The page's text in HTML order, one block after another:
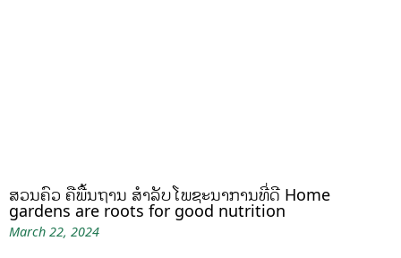
ສວນຄົວ ຄືພື້ນຖານ ສໍາລັບໂພຊະນາການທີ່ດີ Home
gardens are roots for good nutrition
March 22, 2024